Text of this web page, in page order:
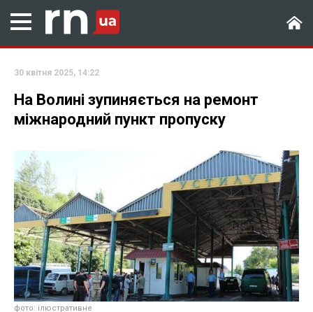
30 квітня 2025, 14:22
На Волині зупиняється на ремонт
міжнародний пункт пропуску
фото: ілюстративне